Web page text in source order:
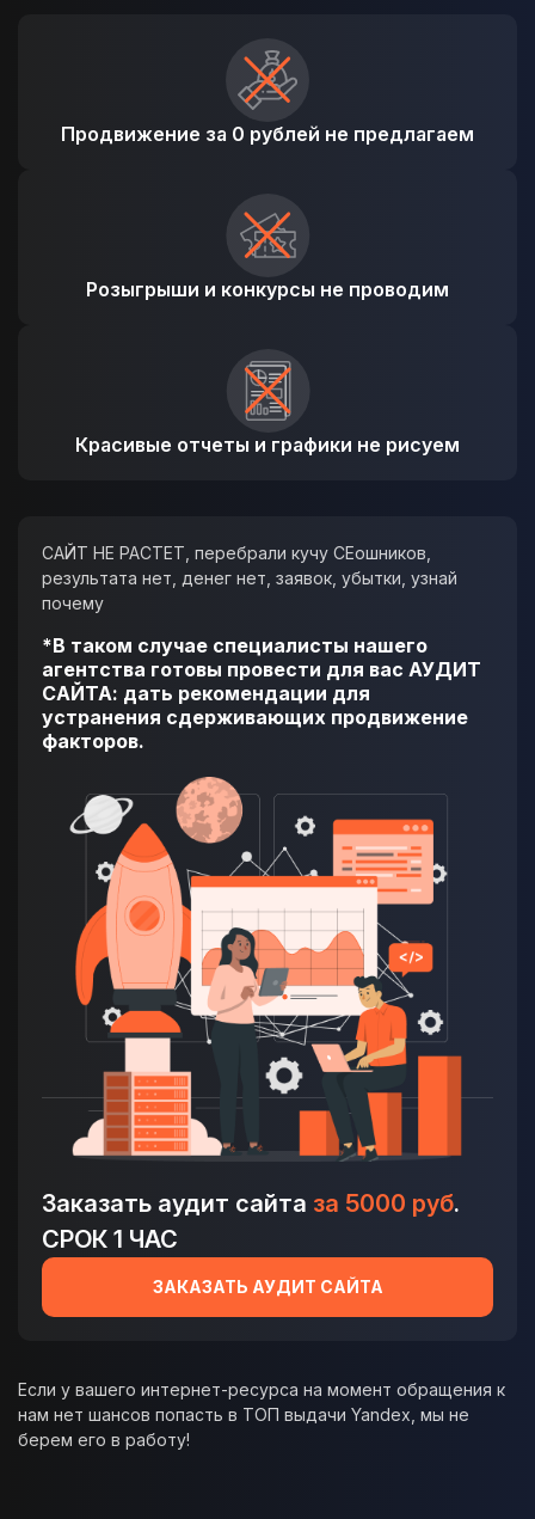
Продвижение за 0 рублей не предлагаем
Розыгрыши и конкурсы не проводим
Красивые отчеты и графики не рисуем
САЙТ НЕ РАСТЕТ, перебрали кучу СЕошников,
результата нет, денег нет, заявок, убытки, узнай
почему
*В таком случае специалисты нашего
агентства готовы провести для вас АУДИТ
САЙТА: дать рекомендации для
устранения сдерживающих продвижение
факторов.
Заказать аудит сайта за 5000 руб.
СРОК 1 ЧАС
ЗАКАЗАТЬ АУДИТ САЙТА
Если у вашего интернет-ресурса на момент обращения к
нам нет шансов попасть в ТОП выдачи Yandex, мы не
берем его в работу!